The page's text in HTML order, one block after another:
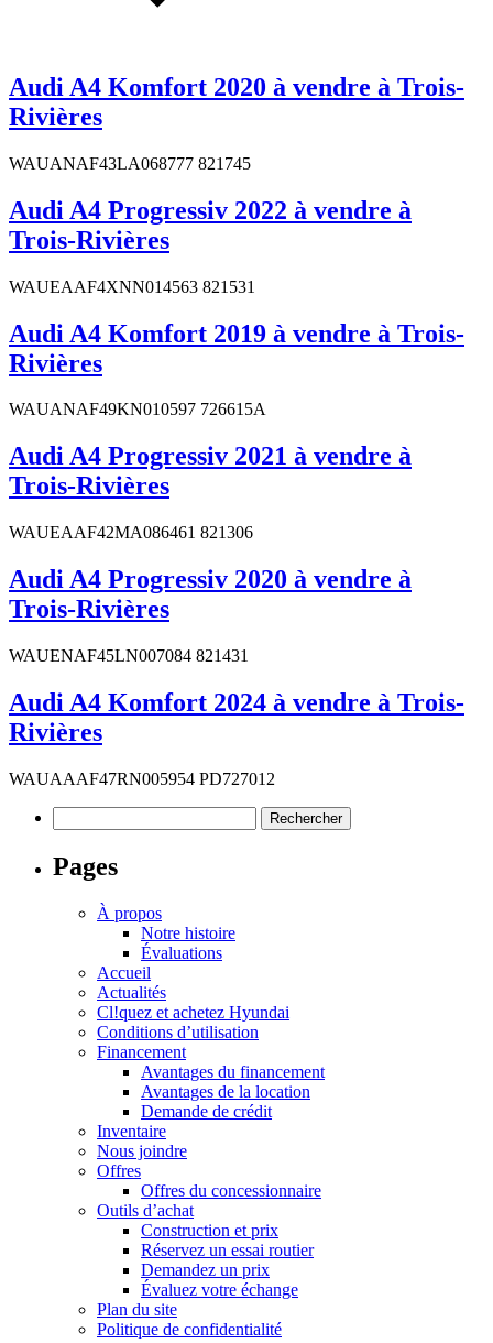
Audi A4 Komfort 2020 à vendre à Trois-
Rivières
WAUANAF43LA068777 821745
Audi A4 Progressiv 2022 à vendre à
Trois-Rivières
WAUEAAF4XNN014563 821531
Audi A4 Komfort 2019 à vendre à Trois-
Rivières
WAUANAF49KN010597 726615A
Audi A4 Progressiv 2021 à vendre à
Trois-Rivières
WAUEAAF42MA086461 821306
Audi A4 Progressiv 2020 à vendre à
Trois-Rivières
WAUENAF45LN007084 821431
Audi A4 Komfort 2024 à vendre à Trois-
Rivières
WAUAAAF47RN005954 PD727012
Pages
À propos
Notre histoire
Évaluations
Accueil
Actualités
Cl!quez et achetez Hyundai
Conditions d’utilisation
Financement
Avantages du financement
Avantages de la location
Demande de crédit
Inventaire
Nous joindre
Offres
Offres du concessionnaire
Outils d’achat
Construction et prix
Réservez un essai routier
Demandez un prix
Évaluez votre échange
Plan du site
Politique de confidentialité